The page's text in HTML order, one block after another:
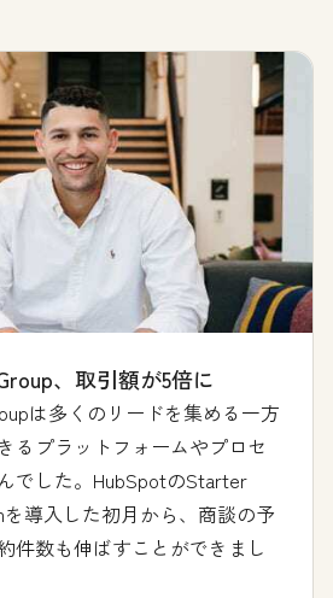
、取引額が5倍に
は多くのリードを集める一方
るプラットフォームやプロセ
でした。HubSpotのStarter
導入した初月から、商談の予
件数も伸ばすことができまし